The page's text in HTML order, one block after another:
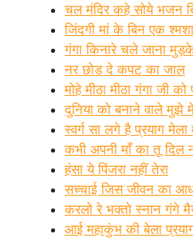
चल मंदिर कहे सोये भजन
जिंदगी मां के बिन एक
गंगा किनारे चले जाना
नर छोड दे कपट का जाल
मोहे मीठा मीठा गंगा जी को
दुनिया को बनाने वाले
स्वर्ग सा लगे है प्रयाग
कभी अपनी माँ का तू दिल
हंसा ये पिंजरा नहीं तेरा
सच्चाई जिस जीवन का
करलो रे भक्तो स्नान गंगे
आई महाकुंभ की बेला